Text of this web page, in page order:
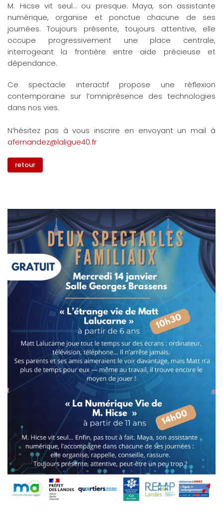
M. Hicse vit seul… ou presque. Maya, son assistante
numérique, organise et ponctue chacune de ses
journées. Toujours présente, toujours attentive, elle
occupe progressivement une place centrale,
interrogeant la frontière entre aide précieuse et
dépendance.
Ce spectacle interactif propose une réflexion
contemporaine sur l’omniprésence des technologies
dans nos vies.
N’hésitez pas à vous inscrire en envoyant un mail à
afernandez@laligue40.fr
retour